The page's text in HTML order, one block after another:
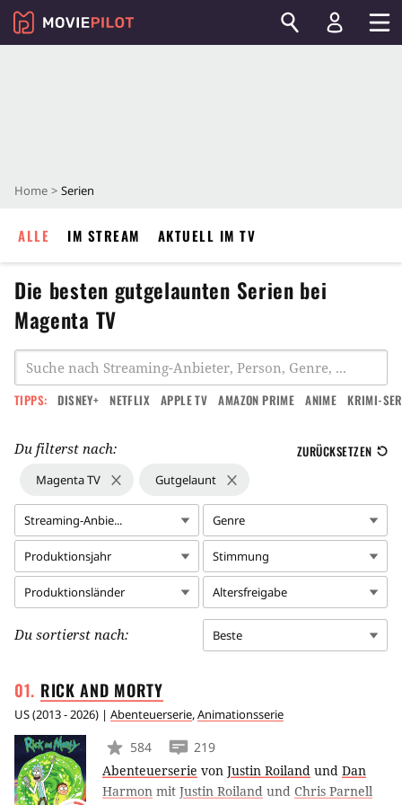
Home Serien
ALLE IM STREAM AKTUELL IM TV
Die besten gutgelaunten Serien bei
Magenta TV
TIPPS: DISNEY+ NETFLIX APPLE TV AMAZON PRIME ANIME KRIMI-
Du filterst nach: ZURÜCKSETZEN
Magenta TV Gutgelaunt
Streaming-Anbie... Genre
Produktionsjahr Stimmung
Produktionsländer Altersfreigabe
Du sortierst nach: Beste
RICK AND MORTY
US(2013 - 2026) | Abenteuerserie,Animationsserie
584
219
Abenteuerserie von Justin Roiland und Dan
Harmon mit Justin Roiland und Chris Parnell